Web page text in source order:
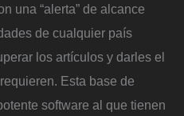
una “alerta” de alcance
de cualquier país
los artículos y darles el
Esta base de
software al que tienen